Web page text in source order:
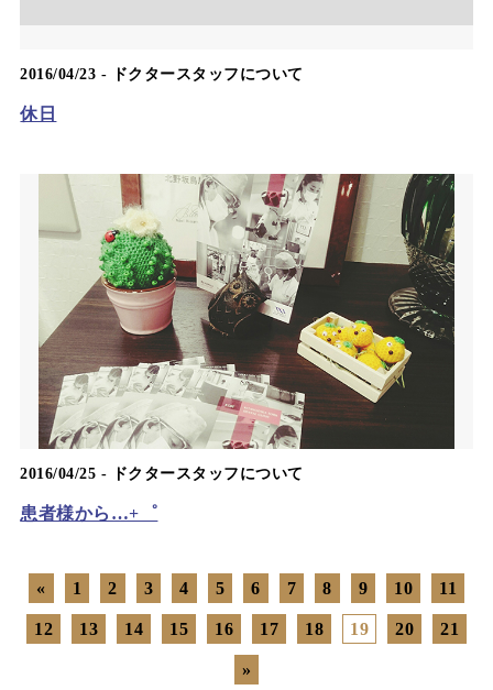
2016/04/23 - ドクタースタッフについて
休日
2016/04/25 - ドクタースタッフについて
患者様から…+゜
« 1 2 3 4 5 6 7 8 9 10 11
12 13 14 15 16 17 18 19 20 21
»